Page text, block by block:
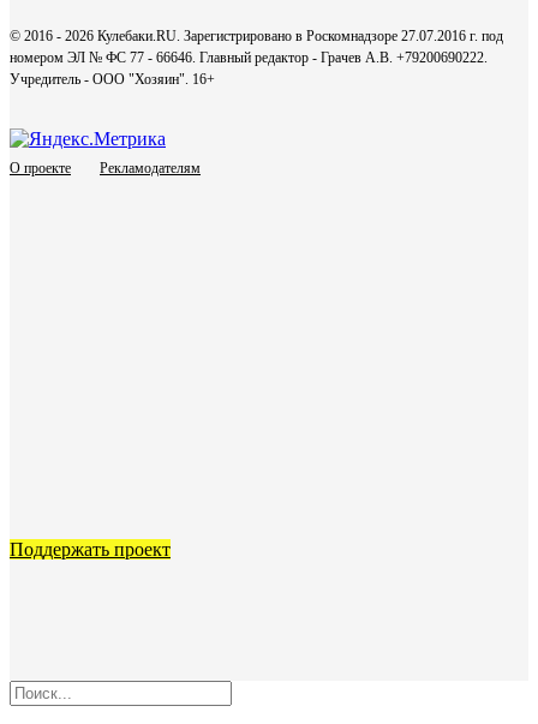
© 2016 - 2026 Кулебаки.RU. Зарегистрировано в Роскомнадзоре 27.07.2016 г. под
номером ЭЛ № ФС 77 - 66646. Главный редактор - Грачев А.В. +79200690222.
Учредитель - ООО "Хозяин". 16+
О проекте Рекламодателям
Поддержать проект